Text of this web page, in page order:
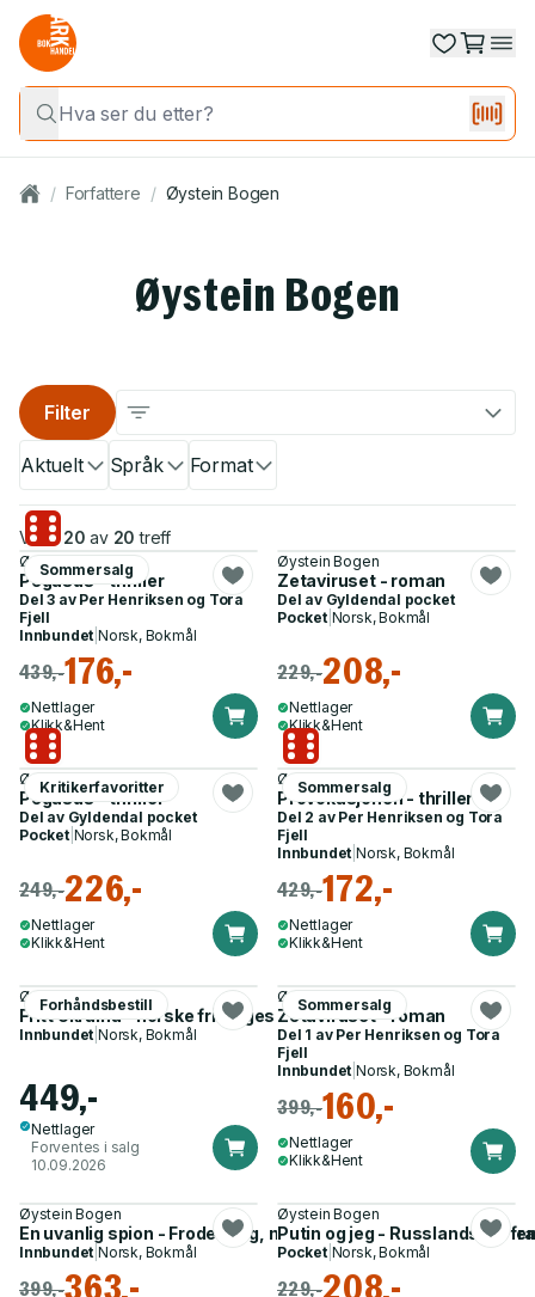
/ Forfattere / Øystein Bogen
Øystein Bogen
Aktuelt Språk Format
Filter
Viser 20 av 20 treff
Sommersalg
Øystein Bogen
Pegasus - thriller
Del 3 av Per Henriksen og Tora
Fjell
Innbundet |Norsk, Bokmål
439,-176,-
Nettlager
Klikk&Hent
Øystein Bogen
Zetaviruset - roman
Del av Gyldendal pocket
Pocket| Norsk, Bokmål
229,-208,-
Nettlager
Klikk&Hent
Kritikerfavoritter
Øystein Bogen
Pegasus - thriller
Del av Gyldendal pocket
Pocket| Norsk, Bokmål
249,-226,-
Nettlager
Klikk&Hent
Sommersalg
Øystein Bogen
Provokasjonen - thriller
Del 2 av Per Henriksen og Tora
Fjell
Innbundet |Norsk, Bokmål
429,-172,-
Nettlager
Klikk&Hent
Forhåndsbestill
Øystein Bogen
Fritt Ukraina - norske frivilliges kamp for Europas fremtid
Innbundet |Norsk, Bokmål
449,-
Nettlager
Forventes i salg
10.09.2026
Sommersalg
Øystein Bogen
Zetaviruset - roman
Del 1 av Per Henriksen og Tora
Fjell
Innbundet |Norsk, Bokmål
399,-160,-
Nettlager
Klikk&Hent
Øystein Bogen
En uvanlig spion - Frode Berg, norsk etterretning og
Innbundet |Norsk, Bokmål
399,-363,-
Øystein Bogen
Putin og jeg - Russlands vei
Pocket| Norsk, Bokmål
229,-208,-